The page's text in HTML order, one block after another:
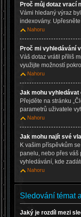
Proč můj dotaz vrací
Vámi hledaný výraz
indexovány.
Nahoru
Proč mi vyhledávání
Váš dotaz vrátil příliš
využijte možností
Nahoru
Jak mohu vyhledávat
Přejděte na stránku
parametrů uživatele
Nahoru
Jak mohu najít své
K vašim příspěvkům
panelu, nebo přes váš
vyhledávání, kde
Nahoru
Sledování témat
Jaký je rozdíl mezi